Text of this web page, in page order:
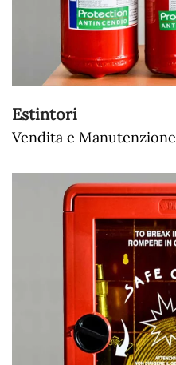
Estintori
Vendita e Manutenzione